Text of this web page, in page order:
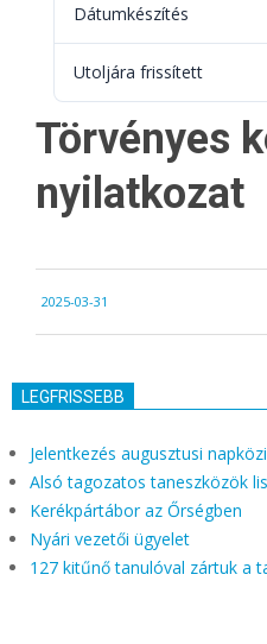
Dátumkészítés
Utoljára frissített
Törvényes
nyilatkozat
03-
31
2025-03-31
LEGFRISSEBB
Jelentkezés augusztusi
Alsó tagozatos taneszközök
Kerékpártábor az Őrségben
Nyári vezetői ügyelet
127 kitűnő tanulóval zártuk a